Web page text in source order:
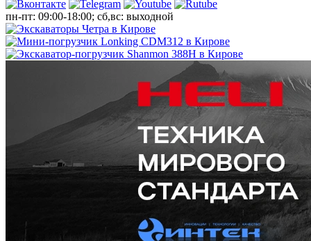
пн-пт: 09:00-18:00; сб,вс: выходной